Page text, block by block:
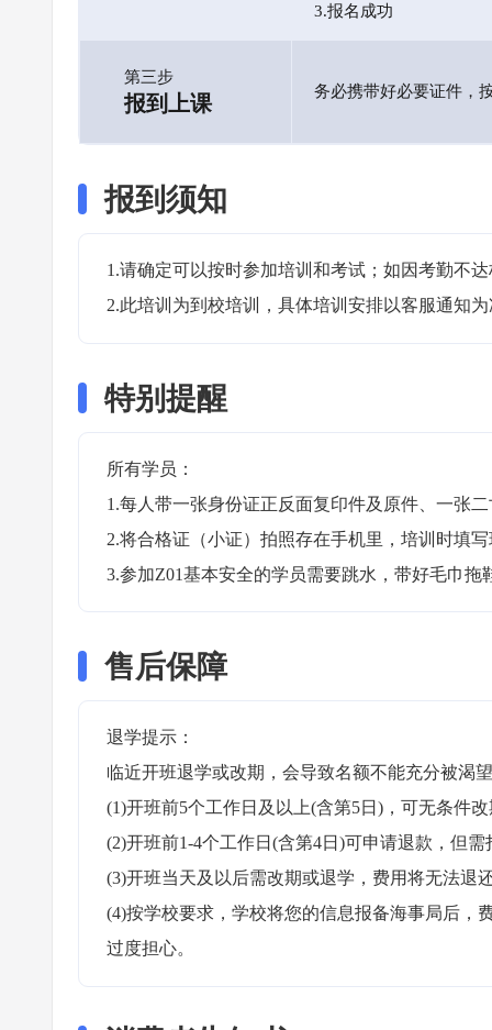
3.报名成功
第三步
报到上课 务必携带好必要证件，
报到须知
1.请确定可以按时参加培训和考试；如因考勤不
2.此培训为到校培训，具体培训安排以客服通知
特别提醒
所有学员：
1.每人带一张身份证正反面复印件及原件、一张
2.将合格证（小证）拍照存在手机里，培训时填
3.参加Z01基本安全的学员需要跳水，带好毛巾
售后保障
退学提示：
临近开班退学或改期，会导致名额不能充分被渴
(1)开班前5个工作日及以上(含第5日)，可无条件
(2)开班前1-4个工作日(含第4日)可申请退款，但
(3)开班当天及以后需改期或退学，费用将无法退
(4)按学校要求，学校将您的信息报备海事局后，
过度担心。